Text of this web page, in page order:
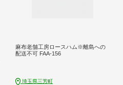
麻布老舗工房ロースハム※離島への
配送不可 FAA-156
埼玉県三芳町